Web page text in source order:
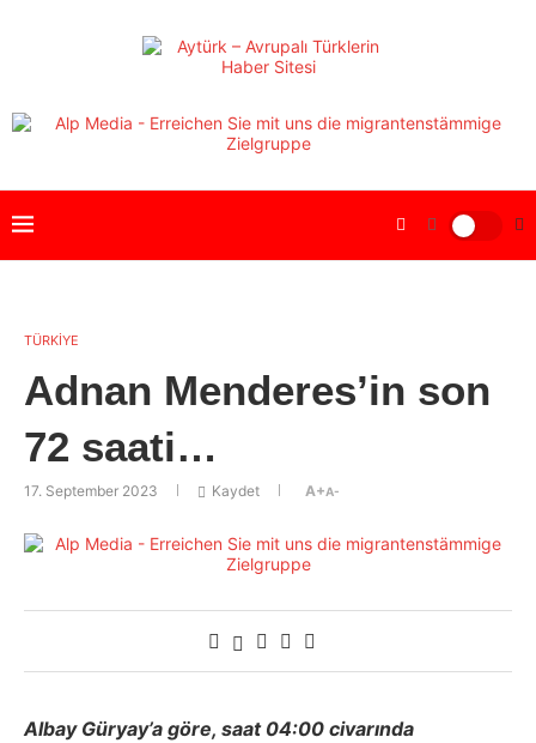
TÜRKİYE
Adnan Menderes’in son
72 saati…
17. September 2023 Kaydet A+A-
Albay Güryay’a göre, saat 04:00 civarında